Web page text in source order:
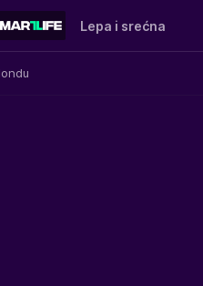
Lepa i srećna